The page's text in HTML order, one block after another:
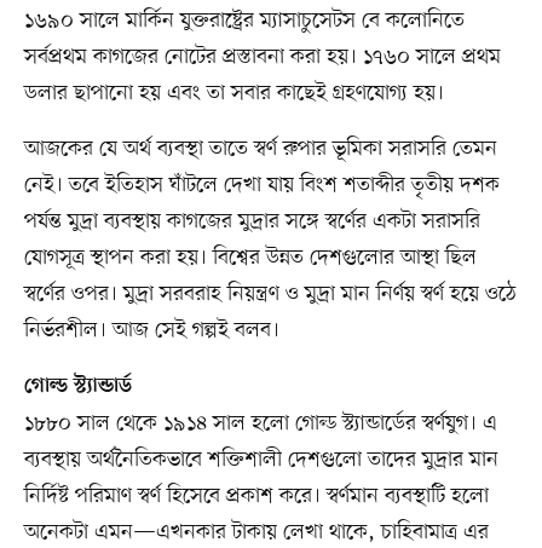
১৬৯০ সালে মার্কিন যুক্তরাষ্ট্রের ম্যাসাচুসেটস বে কলোনিতে
সর্বপ্রথম কাগজের নোটের প্রস্তাবনা করা হয়। ১৭৬০ সালে প্রথম
ডলার ছাপানো হয় এবং তা সবার কাছেই গ্রহণযোগ্য হয়।
আজকের যে অর্থ ব্যবস্থা তাতে স্বর্ণ রুপার ভূমিকা সরাসরি তেমন
নেই। তবে ইতিহাস ঘাঁটলে দেখা যায় বিংশ শতাব্দীর তৃতীয় দশক
পর্যন্ত মুদ্রা ব্যবস্থায় কাগজের মুদ্রার সঙ্গে স্বর্ণের একটা সরাসরি
যোগসূত্র স্থাপন করা হয়। বিশ্বের উন্নত দেশগুলোর আস্থা ছিল
স্বর্ণের ওপর। মুদ্রা সরবরাহ নিয়ন্ত্রণ ও মুদ্রা মান নির্ণয় স্বর্ণ হয়ে ওঠে
নির্ভরশীল। আজ সেই গল্পই বলব।
গোল্ড স্ট্যান্ডার্ড
১৮৮০ সাল থেকে ১৯১৪ সাল হলো গোল্ড স্ট্যান্ডার্ডের স্বর্ণযুগ। এ
ব্যবস্থায় অর্থনৈতিকভাবে শক্তিশালী দেশগুলো তাদের মুদ্রার মান
নির্দিষ্ট পরিমাণ স্বর্ণ হিসেবে প্রকাশ করে। স্বর্ণমান ব্যবস্থাটি হলো
অনেকটা এমন—এখনকার টাকায় লেখা থাকে, চাহিবামাত্র এর